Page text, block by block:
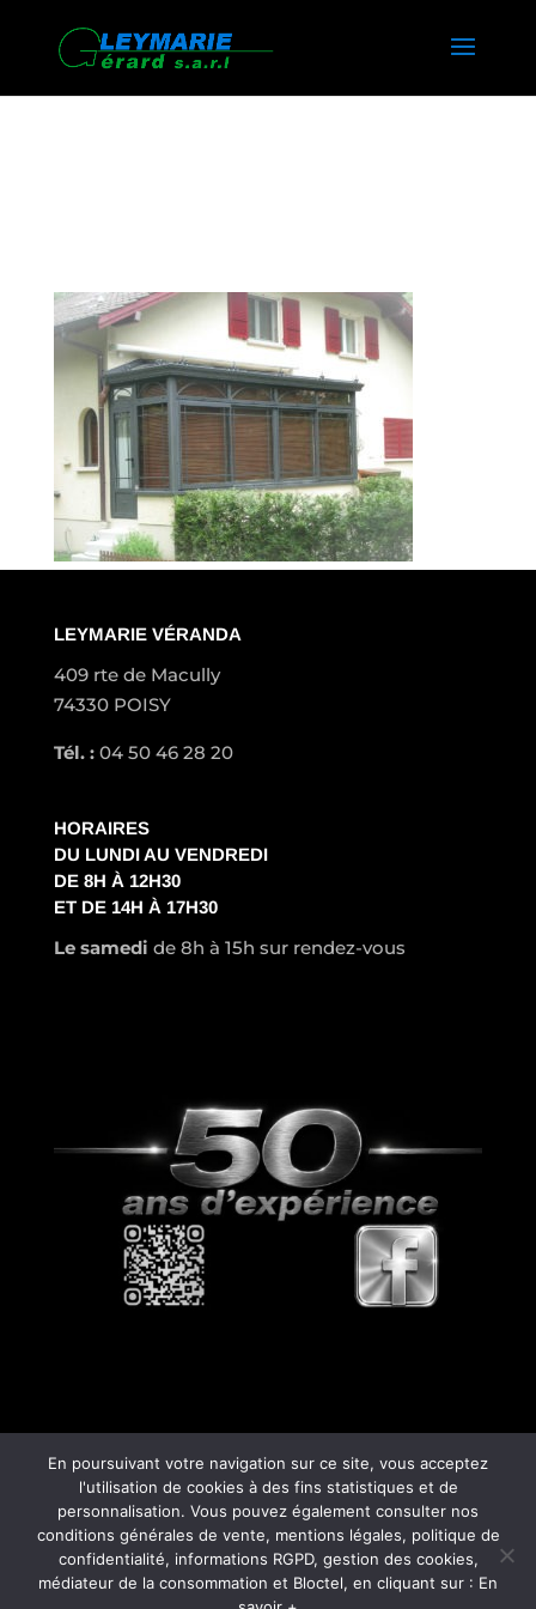
LEYMARIE VÉRANDA
409 rte de Macully
74330 POISY
Tél. :04 50 46 28 20
HORAIRES
DU LUNDI AU VENDREDI
DE 8H À 12H30
ET DE 14H À 17H30
Le samedi de 8h à 15h sur rendez-vous
© Copyright808- 2026 - Mentions Légales –
RGPD – Protection de la vie privée – Gestion
des cookies – Médiateur de la consommation
En poursuivant votre navigation sur ce site, vous acceptez
l'utilisation de cookies à des fins statistiques et de
personnalisation. Vous pouvez également consulter nos
conditions générales de vente, mentions légales, politique de
confidentialité, informations RGPD, gestion des cookies,
médiateur de la consommation et Bloctel, en cliquant sur : En